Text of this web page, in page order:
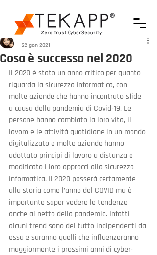
Cosa è successo nel 2020
Francesca Iattici
22 gen 2021
Il 2020 è stato un anno critico per quanto
riguarda la sicurezza informatica, con
molte aziende che hanno incontrato sfide
a causa della pandemia di Covid-19. Le
persone hanno cambiato la loro vita, il
lavoro e le attività quotidiane in un mondo
digitalizzato e molte aziende hanno
adottato principi di lavoro a distanza e
modificato i loro approcci alla sicurezza
informatica. Il 2020 passerà certamente
alla storia come l’anno del COVID ma è
importante saper vedere le tendenze
anche al netto della pandemia. Infatti
alcuni trend sono del tutto indipendenti da
essa e saranno quelli che influenzeranno
maggiormente i prossimi anni di cyber-